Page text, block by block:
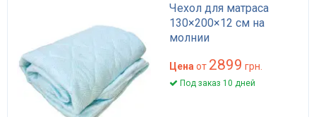
Чехол для матраса
130×200×12 см на
молнии
Цена от 2899 грн.
Под заказ 10 дней